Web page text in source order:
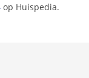
op Huispedia.